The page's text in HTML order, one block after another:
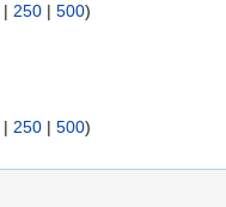
| 250 | 500)
| 250 | 500)